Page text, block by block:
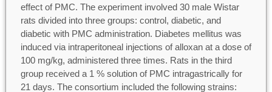
effect of PMC. The experiment involved 30 male Wistar
rats divided into three groups: control, diabetic, and
diabetic with PMC administration. Diabetes mellitus was
induced via intraperitoneal injections of alloxan at a dose of
100 mg/kg, administered three times. Rats in the third
group received a 1 % solution of PMC intragastrically for
21 days. The consortium included the following strains: